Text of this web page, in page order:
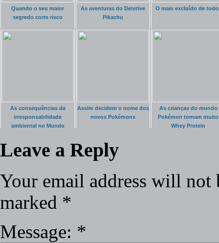
Quando o seu maior
segredo corre risco
As aventuras do Detetive
Pikachu
O mais excluído de
As consequências da
irresponsabilidade
ambiental no Mundo
Assim decidem o nome dos
novos Pokémons
As crianças do mundo
Pokémon tomam muito
Whey Protein
Leave a Reply
Your email address will not
marked *
Message: *